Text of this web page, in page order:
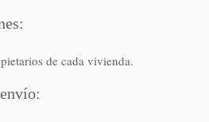
de cada vivienda.